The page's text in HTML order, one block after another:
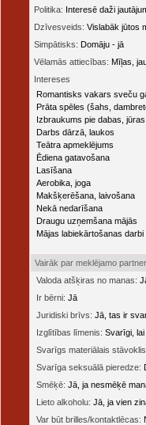
Politika: Interesē daži
Dzīvesveids: Vislabāk jūtos
Simpātisks: Domāju - jā
Vēlamās attiecības: Mīļas,
Intereses
Romantisks vakars sveču
Prāta spēles (šahs,
Izbraukums pie dabas, jūras
Darbs dārzā, laukos
Teātra apmeklējums
Ēdiena gatavošana
Lasīšana
Aerobika, joga
Makšķerēšana, laivošana
Nekā nedarīšana
Draugu uzņemšana mājās
Mājas labiekārtošanas darbi
Vairāk par meklējamo
Valoda atšķiras no manas:
Ir bērni: Jā
Juridiski brīvs: Jā, tas ir
Izglītības līmenis: Svarīgi,
Svarīgs materiālais
Svarīga seksuālā pieredze:
Smēķē: Jā, ja nesmēķē
Lieto alkoholu: Jā, ja vien
Var būt brilles/kontaktlēcas: